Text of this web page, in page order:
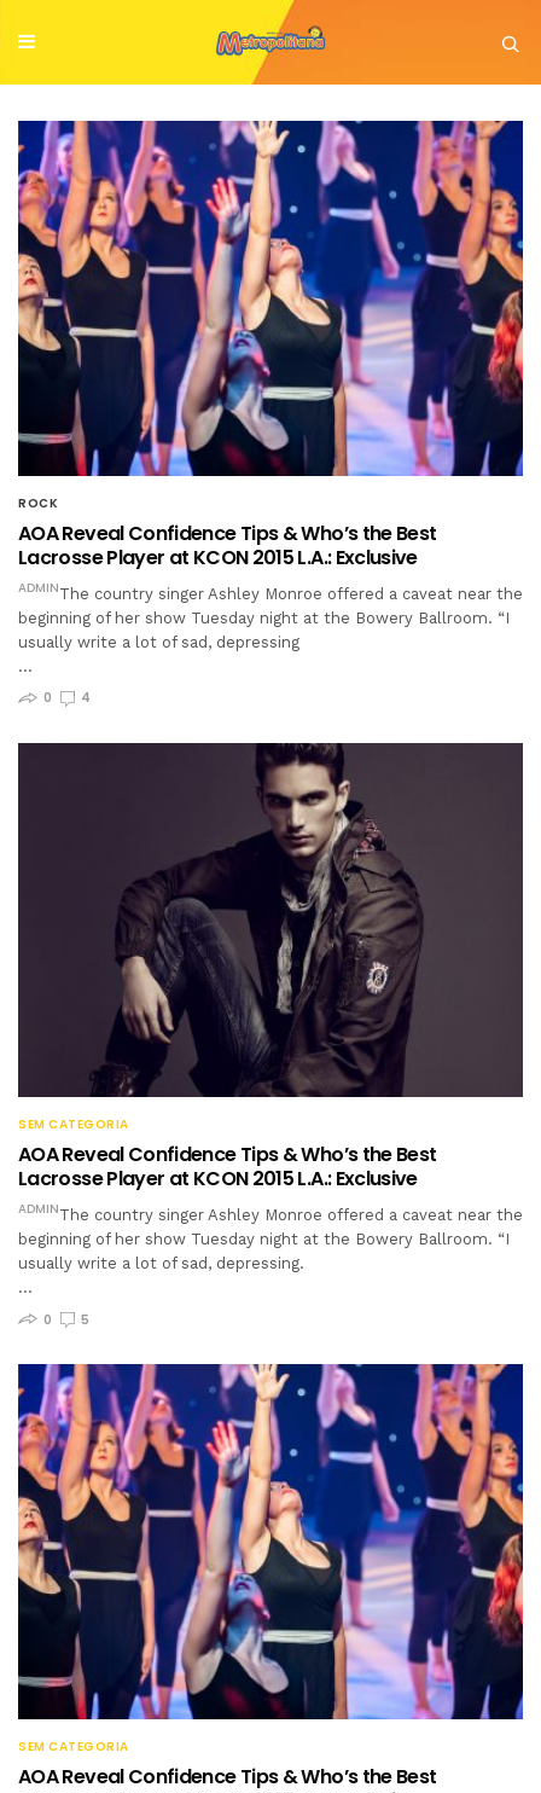
ROCK
AOA Reveal Confidence Tips & Who’s the Best
Lacrosse Player at KCON 2015 L.A.: Exclusive
ADMINThe country singer Ashley Monroe offered a caveat near the
beginning of her show Tuesday night at the Bowery Ballroom. “I
usually write a lot of sad, depressing
…
0
4
SEM CATEGORIA
AOA Reveal Confidence Tips & Who’s the Best
Lacrosse Player at KCON 2015 L.A.: Exclusive
ADMINThe country singer Ashley Monroe offered a caveat near the
beginning of her show Tuesday night at the Bowery Ballroom. “I
usually write a lot of sad, depressing.
…
0
5
SEM CATEGORIA
AOA Reveal Confidence Tips & Who’s the Best